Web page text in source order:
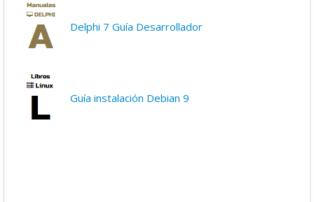
Delphi 7 Guía Desarrollador
Guía instalación Debian 9